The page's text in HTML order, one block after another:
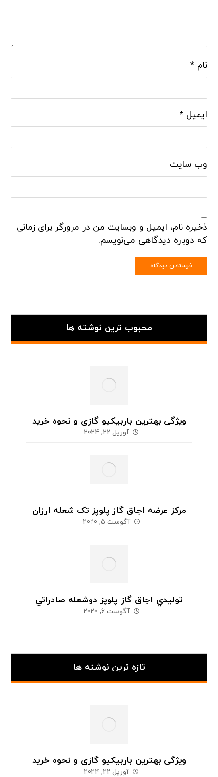
نام*
ایمیل*
وب‌ سایت
ذخیره نام، ایمیل و وبسایت من در مرورگر برای زمانی
که دوباره دیدگاهی می‌نویسم.
محبوب ترین نوشته ها
ویژگی بهترین باربیکیو گازی و نحوه خرید
آوریل 22, 2024
مرکز عرضه اجاق گاز پلوپز تک شعله ارزان
آگوست 5, 2020
توليدي اجاق گاز پلوپز دوشعله صادراتي
آگوست 6, 2020
تازه ترین نوشته ها
ویژگی بهترین باربیکیو گازی و نحوه خرید
آوریل 22, 2024